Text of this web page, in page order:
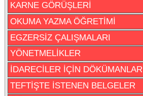
KARNE GÖRÜŞLERİ
OKUMA YAZMA ÖĞRETİMİ
EGZERSİZ ÇALIŞMALARI
YÖNETMELİKLER
İDARECİLER İÇİN DÖKÜMANLAR
TEFTİŞTE İSTENEN BELGELER